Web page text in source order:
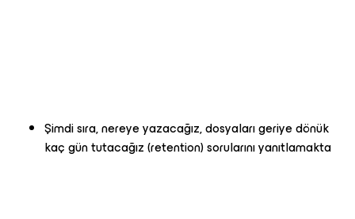
Şimdi sıra, nereye yazacağız, dosyaları geriye dönük
kaç gün tutacağız (retention) sorularını yanıtlamakta